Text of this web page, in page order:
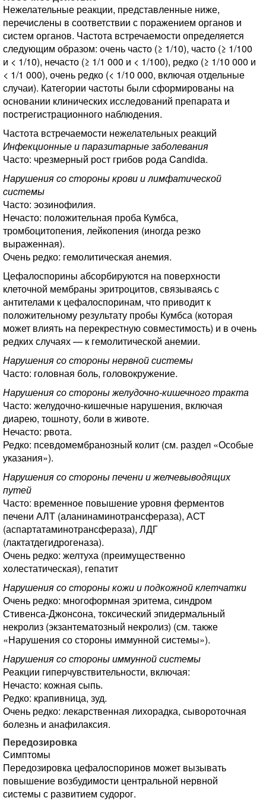
Нежелательные реакции, представленные ниже,
перечислены в соответствии с поражением органов и
систем органов. Частота встречаемости определяется
следующим образом: очень часто (≥ 1/10), часто (≥ 1/100
и < 1/10), нечасто (≥ 1/1 000 и < 1/100), редко (≥ 1/10 000 и
< 1/1 000), очень редко (< 1/10 000, включая отдельные
случаи). Категории частоты были сформированы на
основании клинических исследований препарата и
пострегистрационного наблюдения.
Частота встречаемости нежелательных реакций
Инфекционные и паразитарные заболевания
Часто: чрезмерный рост грибов рода Candida.
Нарушения со стороны крови и лимфатической
системы
Часто: эозинофилия.
Нечасто: положительная проба Кумбса,
тромбоцитопения, лейкопения (иногда резко
выраженная).
Очень редко: гемолитическая анемия.
Цефалоспорины абсорбируются на поверхности
клеточной мембраны эритроцитов, связываясь с
антителами к цефалоспоринам, что приводит к
положительному результату пробы Кумбса (которая
может влиять на перекрестную совместимость) и в очень
редких случаях — к гемолитической анемии.
Нарушения со стороны нервной системы
Часто: головная боль, головокружение.
Нарушения со стороны желудочно-кишечного тракта
Часто: желудочно-кишечные нарушения, включая
диарею, тошноту, боли в животе.
Нечасто: рвота.
Редко: псевдомембранозный колит (см. раздел «Особые
указания»).
Нарушения со стороны печени и желчевыводящих
путей
Часто: временное повышение уровня ферментов
печени АЛТ (аланинаминотрансфераза), АСТ
(аспартатаминотрансфераза), ЛДГ
(лактатдегидрогеназа).
Очень редко: желтуха (преимущественно
холестатическая), гепатит
Нарушения со стороны кожи и подкожной клетчатки
Очень редко: многоформная эритема, синдром
Стивенса-Джонсона, токсический эпидермальный
некролиз (экзантематозный некролиз) (см. также
«Нарушения со стороны иммунной системы»).
Нарушения со стороны иммунной системы
Реакции гиперчувствительности, включая:
Нечасто: кожная сыпь.
Редко: крапивница, зуд.
Очень редко: лекарственная лихорадка, сывороточная
болезнь и анафилаксия.
Передозировка
Симптомы
Передозировка цефалоспоринов может вызывать
повышение возбудимости центральной нервной
системы с развитием судорог.